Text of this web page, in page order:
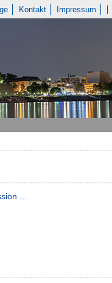
Kontakt Impressum
...